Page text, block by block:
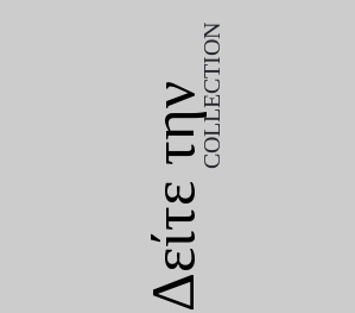
Δείτε τηνCOLLECTION